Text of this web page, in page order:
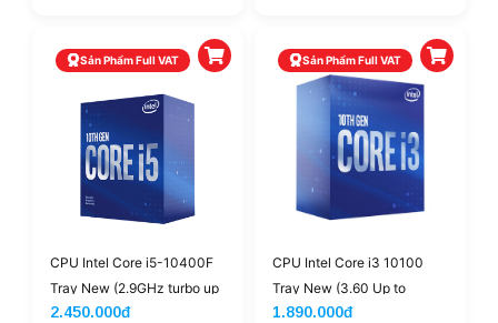
Sản Phẩm Full VAT
CPU Intel Core i5-10400F
Tray New (2.9GHz turbo up
to 4.3Ghz, 6 nhân 12 luồng,
2.450.000đ
Sản Phẩm Full VAT
CPU Intel Core i3 10100
Tray New (3.60 Up to
4.30GHz, 6M, 4 Cores 8
1.890.000đ